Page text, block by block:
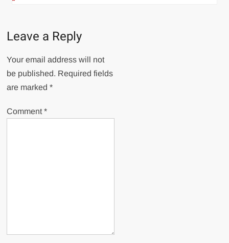
Leave a Reply
Your email address will not
be published. Required fields
are marked*
Comment*